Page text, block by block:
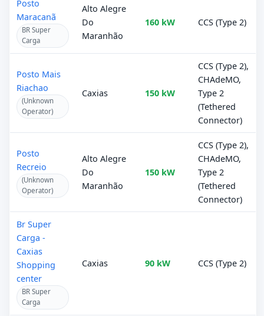
Posto
Maracanã
BR Super
Carga
Alto Alegre
Do
Maranhão
160 kW CCS (Type 2)
Posto Mais
Riachao
(Unknown
Operator)
Caxias 150 kW
CCS (Type 2),
CHAdeMO,
Type 2
(Tethered
Connector)
Posto
Recreio
(Unknown
Operator)
Alto Alegre
Do
Maranhão
150 kW
CCS (Type 2),
CHAdeMO,
Type 2
(Tethered
Connector)
Br Super
Carga -
Caxias
Shopping
center
BR Super
Carga
Caxias 90 kW CCS (Type 2)